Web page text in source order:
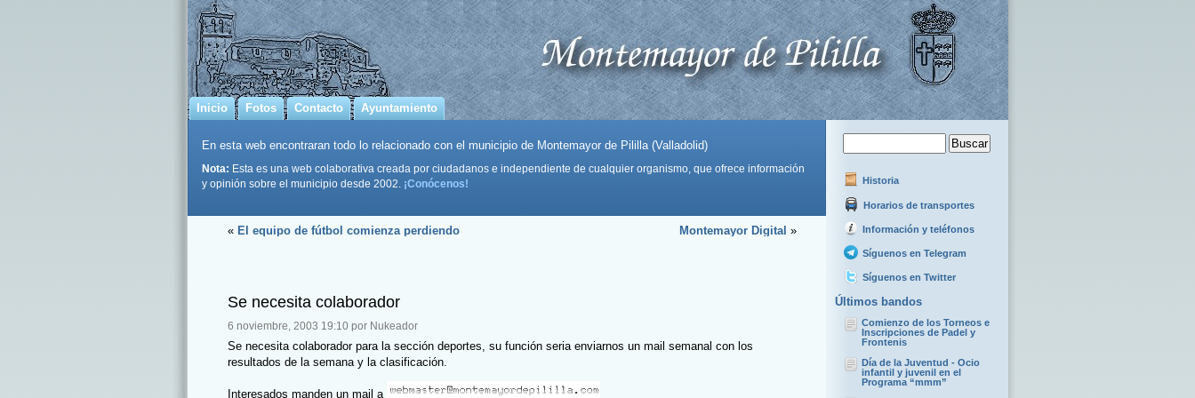
Inicio Fotos Contacto Ayuntamiento
En esta web encontraran todo lo relacionado con el municipio de Montemayor de Pililla (Valladolid)
Nota: Esta es una web colaborativa creada por ciudadanos e independiente de cualquier organismo, que ofrece información
y opinión sobre el municipio desde 2002.
¡Conócenos! Historia
Horarios de transportes
Información y teléfonos
Síguenos en Telegram
Síguenos en Twitter
Últimos bandos
Comienzo de los Torneos e
Inscripciones de Padel y
Frontenis
Día de la Juventud - Ocio
infantil y juvenil en el
Programa “mmm”
« El equipo de fútbol comienza perdiendo Montemayor Digital »
Se necesita colaborador
6 noviembre, 2003 19:10 por Nukeador
Se necesita colaborador para la sección deportes, su función seria enviarnos un mail semanal con los
resultados de la semana y la clasificación.
Interesados manden un mail a